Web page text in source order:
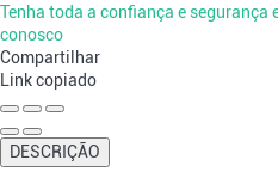
Tenha toda a confiança e segurança
conosco
Compartilhar
Link copiado
DESCRIÇÃO